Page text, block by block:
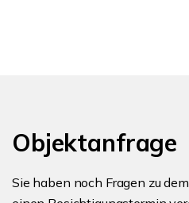
Objektanfrage
Sie haben noch Fragen zu